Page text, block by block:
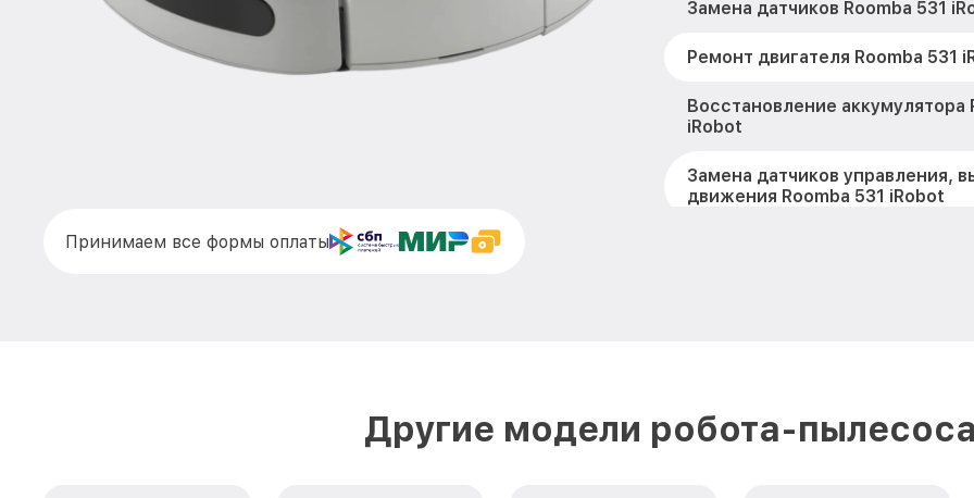
Замена датчиков Roomba 531
Ремонт двигателя Roomba 531
Восстановление аккумулятора
iRobot
Замена датчиков управления,
движения Roomba 531 iRobot
Ремонт материнской платы
Принимаем все формы оплаты
Другие модели робота-